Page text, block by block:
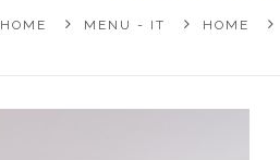
HOME MENU - IT HOME